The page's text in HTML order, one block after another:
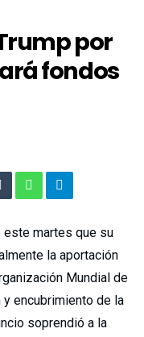
por
fondos
este martes que su
la aportación
Mundial de
encubrimiento de la
soprendió a la